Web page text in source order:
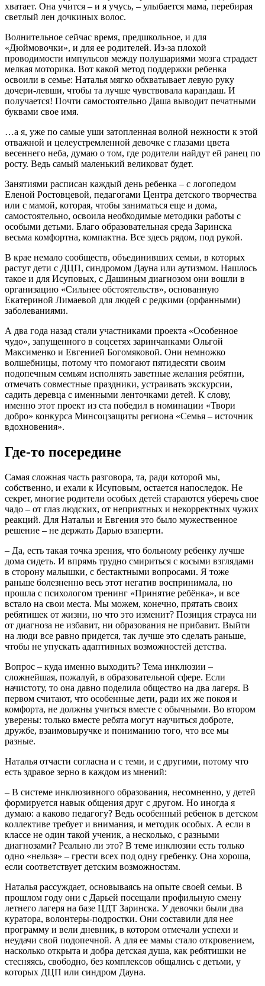
хватает. Она учится – и я учусь, – улыбается мама, перебирая
светлый лен дочкиных волос.
Волнительное сейчас время, предшкольное, и для
«Дюймовочки», и для ее родителей. Из-за плохой
проводимости импульсов между полушариями мозга страдает
мелкая моторика. Вот какой метод поддержки ребенка
освоили в семье: Наталья мягко обхватывает левую руку
дочери-левши, чтобы та лучше чувствовала карандаш. И
получается! Почти самостоятельно Даша выводит печатными
буквами свое имя.
…а я, уже по самые уши затопленная волной нежности к этой
отважной и целеустремленной девочке с глазами цвета
весеннего неба, думаю о том, где родители найдут ей ранец по
росту. Ведь самый маленький великоват будет.
Занятиями расписан каждый день ребенка – с логопедом
Еленой Ростовцевой, педагогами Центра детского творчества
или с мамой, которая, чтобы заниматься еще и дома,
самостоятельно, освоила необходимые методики работы с
особыми детьми. Благо образовательная среда Заринска
весьма комфортна, компактна. Все здесь рядом, под рукой.
В крае немало сообществ, объединивших семьи, в которых
растут дети с ДЦП, синдромом Дауна или аутизмом. Нашлось
такое и для Исуповых, с Дашиным диагнозом они вошли в
организацию «Сильнее обстоятельств», основанную
Екатериной Лимаевой для людей с редкими (орфанными)
заболеваниями.
А два года назад стали участниками проекта «Особенное
чудо», запущенного в соцсетях заринчанками Ольгой
Максименко и Евгенией Богомяковой. Они немножко
волшебницы, потому что помогают пятидесяти своим
подопечным семьям исполнять заветные желания ребятни,
отмечать совместные праздники, устраивать экскурсии,
садить деревца с именными ленточками детей. К слову,
именно этот проект из ста победил в номинации «Твори
добро» конкурса Минсоцзащиты региона «Семья – источник
вдохновения».
Где-то посередине
Самая сложная часть разговора, та, ради которой мы,
собственно, и ехали к Исуповым, остается напоследок. Не
секрет, многие родители особых детей стараются уберечь свое
чадо – от глаз людских, от неприятных и некорректных чужих
реакций. Для Натальи и Евгения это было мужественное
решение – не держать Дарью взаперти.
– Да, есть такая точка зрения, что больному ребенку лучше
дома сидеть. И впрямь трудно смириться с косыми взглядами
в сторону малышки, с бестактными вопросами. Я тоже
раньше болезненно весь этот негатив воспринимала, но
прошла с психологом тренинг «Принятие ребёнка», и все
встало на свои места. Мы можем, конечно, прятать своих
ребятишек от жизни, но что это изменит? Позиция страуса ни
от диагноза не избавит, ни образования не прибавит. Выйти
на люди все равно придется, так лучше это сделать раньше,
чтобы не упускать адаптивных возможностей детства.
Вопрос – куда именно выходить? Тема инклюзии –
сложнейшая, пожалуй, в образовательной сфере. Если
начистоту, то она давно поделила общество на два лагеря. В
первом считают, что особенные дети, ради их же покоя и
комфорта, не должны учиться вместе с обычными. Во втором
уверены: только вместе ребята могут научиться доброте,
дружбе, взаимовыручке и пониманию того, что все мы
разные.
Наталья отчасти согласна и с теми, и с другими, потому что
есть здравое зерно в каждом из мнений:
– В системе инклюзивного образования, несомненно, у детей
формируется навык общения друг с другом. Но иногда я
думаю: а каково педагогу? Ведь особенный ребенок в детском
коллективе требует и внимания, и методик особых. А если в
классе не один такой ученик, а несколько, с разными
диагнозами? Реально ли это? В теме инклюзии есть только
одно «нельзя» – грести всех под одну гребенку. Она хороша,
если соответствует детским возможностям.
Наталья рассуждает, основываясь на опыте своей семьи. В
прошлом году они с Дарьей посещали профильную смену
летнего лагеря на базе ЦДТ Заринска. У девочки были два
куратора, волонтеры-подростки. Они составили для нее
программу и вели дневник, в котором отмечали успехи и
неудачи свой подопечной. А для ее мамы стало откровением,
насколько открыта и добра детская душа, как ребятишки не
стесняясь, свободно, без комплексов общались с детьми, у
которых ДЦП или синдром Дауна.